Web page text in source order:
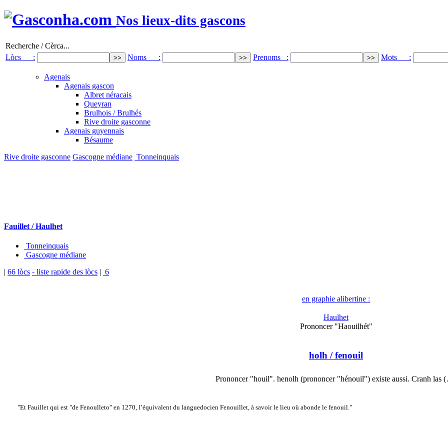
Nos lieux-dits gascons
Recherche / Cèrca...
Lòcs :
Noms : Prenoms : Mots :
Agenais
Agenais gascon
Albret néracais
Queyran
Brulhois / Brulhés
Rive droite gasconne
Agenais guyennais
Bésaume
Rive droite gasconne Gascogne médiane Tonneinquais
Fauillet / Haulhet
Tonneinquais
Gascogne médiane
| 66 lòcs - liste rapide des lòcs | 6
en graphie alibertine :
Haulhet
Prononcer "Haouilhét"
holh / fenouil
Prononcer "houil". henolh (prononcer "hénouil") existe aussi. Cranh las
"Et Fauillet qui est "de Fenoulleto" en 1270, l’équivalent du languedocien Fenouillet, à savoir le lieu où abonde le fenouil."